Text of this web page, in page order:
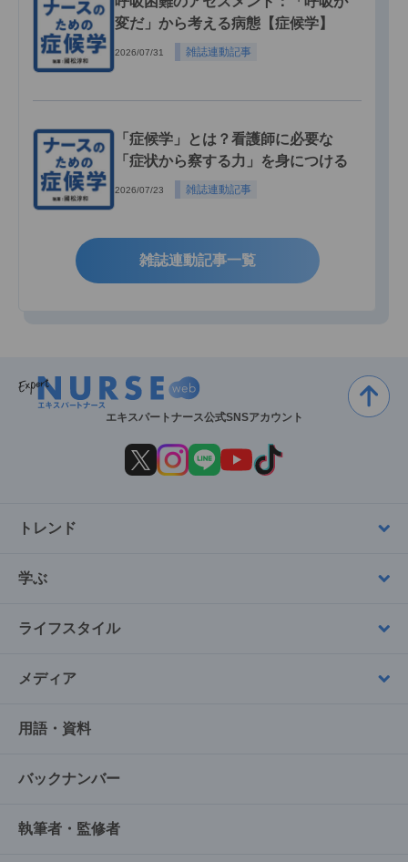
変だ」から考える病態【症候学】
2026/07/31 雑誌連動記事
「症候学」とは？看護師に必要な
「症状から察する力」を身につける
2026/07/23 雑誌連動記事
雑誌連動記事一覧
エキスパートナース公式SNSアカウント
トレンド
学ぶ
ライフスタイル
メディア
用語・資料
バックナンバー
執筆者・監修者